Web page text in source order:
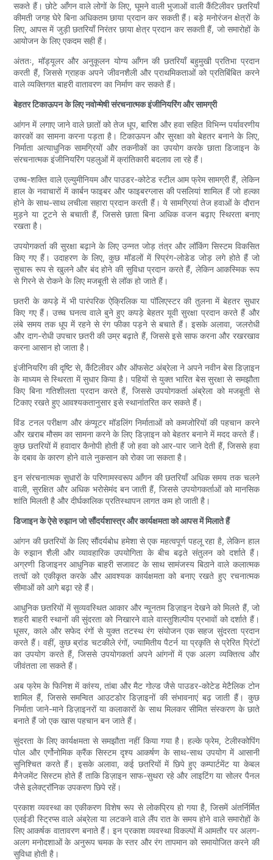
सकते हैं। छोटे आँगन वाले लोगों के लिए, घूमने वाली भुजाओं वाली कैंटिलीवर छतरियाँ
कीमती जगह घेरे बिना अधिकतम छाया प्रदान कर सकती हैं। बड़े मनोरंजन क्षेत्रों के
लिए, आपस में जुड़ी छतरियाँ निरंतर छाया क्षेत्र प्रदान कर सकती हैं, जो समारोहों के
आयोजन के लिए एकदम सही हैं।
अंततः, मॉड्यूलर और अनुकूलन योग्य आँगन की छतरियाँ बहुमुखी प्रतिभा प्रदान
करती हैं, जिससे ग्राहक अपने जीवनशैली और प्राथमिकताओं को प्रतिबिंबित करने
वाले व्यक्तिगत बाहरी वातावरण का निर्माण कर सकते हैं।
बेहतर टिकाऊपन के लिए नवोन्मेषी संरचनात्मक इंजीनियरिंग और सामग्री
आंगन में लगाए जाने वाले छातों को तेज धूप, बारिश और हवा सहित विभिन्न पर्यावरणीय
कारकों का सामना करना पड़ता है। टिकाऊपन और सुरक्षा को बेहतर बनाने के लिए,
निर्माता अत्याधुनिक सामग्रियों और तकनीकों का उपयोग करके छाता डिजाइन के
संरचनात्मक इंजीनियरिंग पहलुओं में क्रांतिकारी बदलाव ला रहे हैं।
उच्च-शक्ति वाले एल्युमीनियम और पाउडर-कोटेड स्टील आम फ्रेम सामग्री हैं, लेकिन
हाल के नवाचारों में कार्बन फाइबर और फाइबरग्लास की पसलियां शामिल हैं जो हल्का
होने के साथ-साथ लचीला सहारा प्रदान करती हैं। ये सामग्रियां तेज हवाओं के दौरान
मुड़ने या टूटने से बचाती हैं, जिससे छाता बिना अधिक वजन बढ़ाए स्थिरता बनाए
रखता है।
उपयोगकर्ता की सुरक्षा बढ़ाने के लिए उन्नत जोड़ तंत्र और लॉकिंग सिस्टम विकसित
किए गए हैं। उदाहरण के लिए, कुछ मॉडलों में स्प्रिंग-लोडेड जोड़ लगे होते हैं जो
सुचारू रूप से खुलने और बंद होने की सुविधा प्रदान करते हैं, लेकिन आकस्मिक रूप
से गिरने से रोकने के लिए मजबूती से लॉक हो जाते हैं।
छतरी के कपड़े में भी पारंपरिक ऐक्रिलिक या पॉलिएस्टर की तुलना में बेहतर सुधार
किए गए हैं। उच्च घनत्व वाले बुने हुए कपड़े बेहतर यूवी सुरक्षा प्रदान करते हैं और
लंबे समय तक धूप में रहने से रंग फीका पड़ने से बचाते हैं। इसके अलावा, जलरोधी
और दाग-रोधी उपचार छतरी की उम्र बढ़ाते हैं, जिससे इसे साफ करना और रखरखाव
करना आसान हो जाता है।
इंजीनियरिंग की दृष्टि से, कैंटिलीवर और ऑफसेट अंब्रेला ने अपने नवीन बेस डिज़ाइन
के माध्यम से स्थिरता में सुधार किया है। पहियों से युक्त भारित बेस सुरक्षा से समझौता
किए बिना गतिशीलता प्रदान करते हैं, जिससे उपयोगकर्ता अंब्रेला को मजबूती से
टिकाए रखते हुए आवश्यकतानुसार इसे स्थानांतरित कर सकते हैं।
विंड टनल परीक्षण और कंप्यूटर मॉडलिंग निर्माताओं को कमजोरियों की पहचान करने
और खराब मौसम का सामना करने के लिए डिज़ाइन को बेहतर बनाने में मदद करते हैं।
कुछ छतरियों में हवादार कैनोपी होती हैं जो हवा को आर-पार जाने देती हैं, जिससे हवा
के दबाव के कारण होने वाले नुकसान को रोका जा सकता है।
इन संरचनात्मक सुधारों के परिणामस्वरूप आँगन की छतरियाँ अधिक समय तक चलने
वाली, सुरक्षित और अधिक भरोसेमंद बन जाती हैं, जिससे उपयोगकर्ताओं को मानसिक
शांति मिलती है और दीर्घकालिक प्रतिस्थापन लागत कम हो जाती है।
डिजाइन के ऐसे रुझान जो सौंदर्यशास्त्र और कार्यक्षमता को आपस में मिलाते हैं
आंगन की छतरियों के लिए सौंदर्यबोध हमेशा से एक महत्वपूर्ण पहलू रहा है, लेकिन हाल
के रुझान शैली और व्यावहारिक उपयोगिता के बीच बढ़ते संतुलन को दर्शाते हैं।
अग्रणी डिजाइनर आधुनिक बाहरी सजावट के साथ सामंजस्य बिठाने वाले कलात्मक
तत्वों को एकीकृत करके और आवश्यक कार्यक्षमता को बनाए रखते हुए रचनात्मक
सीमाओं को आगे बढ़ा रहे हैं।
आधुनिक छतरियों में सुव्यवस्थित आकार और न्यूनतम डिज़ाइन देखने को मिलते हैं, जो
शहरी बाहरी स्थानों की सुंदरता को निखारने वाले वास्तुशिल्पीय प्रभावों को दर्शाते हैं।
धूसर, काले और सफेद रंगों से युक्त तटस्थ रंग संयोजन एक सहज सुंदरता प्रदान
करते हैं। वहीं, कुछ ब्रांड चटकीले रंगों, ज्यामितीय पैटर्न या प्रकृति से प्रेरित प्रिंटों
का उपयोग करते हैं, जिससे उपयोगकर्ता अपने आंगनों में एक अलग व्यक्तित्व और
जीवंतता ला सकते हैं।
अब फ्रेम के फिनिश में कांस्य, तांबा और मैट गोल्ड जैसे पाउडर-कोटेड मेटैलिक टोन
शामिल हैं, जिससे समन्वित आउटडोर डिज़ाइनों की संभावनाएं बढ़ जाती हैं। कुछ
निर्माता जाने-माने डिज़ाइनरों या कलाकारों के साथ मिलकर सीमित संस्करण के छाते
बनाते हैं जो एक खास पहचान बन जाते हैं।
सुंदरता के लिए कार्यक्षमता से समझौता नहीं किया गया है। हल्के फ्रेम, टेलीस्कोपिंग
पोल और एर्गोनोमिक क्रैंक सिस्टम दृश्य आकर्षण के साथ-साथ उपयोग में आसानी
सुनिश्चित करते हैं। इसके अलावा, कई छतरियों में छिपे हुए कम्पार्टमेंट या केबल
मैनेजमेंट सिस्टम होते हैं ताकि डिज़ाइन साफ-सुथरा रहे और लाइटिंग या सोलर पैनल
जैसे इलेक्ट्रॉनिक उपकरण छिपे रहें।
प्रकाश व्यवस्था का एकीकरण विशेष रूप से लोकप्रिय हो गया है, जिसमें अंतर्निर्मित
एलईडी स्ट्रिप्स वाले अंब्रेला या लटकने वाले लैंप रात के समय होने वाले समारोहों के
लिए आकर्षक वातावरण बनाते हैं। इन प्रकाश व्यवस्था विकल्पों में आमतौर पर अलग-
अलग मनोदशाओं के अनुरूप चमक के स्तर और रंग तापमान को समायोजित करने की
सुविधा होती है।